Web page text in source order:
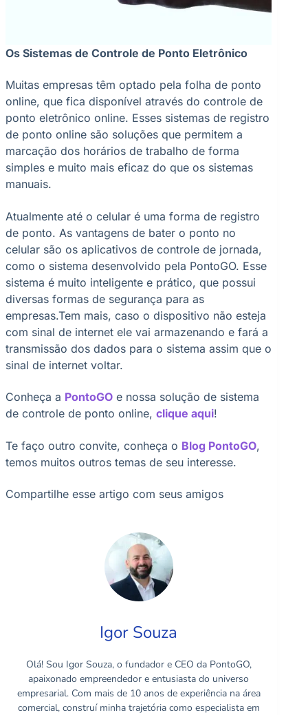
Os Sistemas de Controle de Ponto Eletrônico
Muitas empresas têm optado pela folha de ponto
online, que fica disponível através do controle de
ponto eletrônico online. Esses sistemas de registro
de ponto online são soluções que permitem a
marcação dos horários de trabalho de forma
simples e muito mais eficaz do que os sistemas
manuais.
Atualmente até o celular é uma forma de registro
de ponto. As vantagens de bater o ponto no
celular são os aplicativos de controle de jornada,
como o sistema desenvolvido pela PontoGO. Esse
sistema é muito inteligente e prático, que possui
diversas formas de segurança para as
empresas.Tem mais, caso o dispositivo não esteja
com sinal de internet ele vai armazenando e fará a
transmissão dos dados para o sistema assim que o
sinal de internet voltar.
Conheça a PontoGO e nossa solução de sistema
de controle de ponto online, clique aqui!
Te faço outro convite, conheça o Blog PontoGO,
temos muitos outros temas de seu interesse.
Compartilhe esse artigo com seus amigos
Igor Souza
Olá! Sou Igor Souza, o fundador e CEO da PontoGO,
apaixonado empreendedor e entusiasta do universo
empresarial. Com mais de 10 anos de experiência na área
comercial, construí minha trajetória como especialista em